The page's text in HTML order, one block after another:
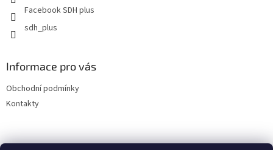
Facebook SDH plus
sdh_plus
Informace pro vás
Obchodní podmínky
Kontakty